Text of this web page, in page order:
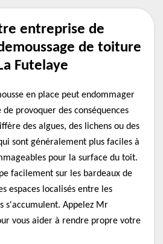
entreprise de
de toiture
Futelaye
en place peut endommager
provoquer des conséquences
des algues, des lichens ou des
sont généralement plus faciles à
pour la surface du toit.
facilement sur les bardeaux de
espaces localisés entre les
s'accumulent. Appelez Mr
vous aider à rendre propre votre